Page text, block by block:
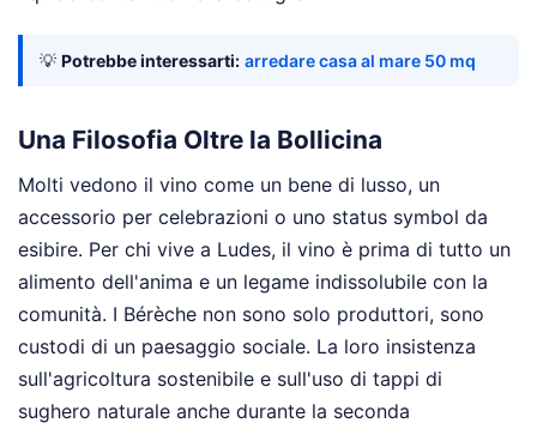
💡 Potrebbe interessarti: arredare casa al mare 50 mq
Una Filosofia Oltre la Bollicina
Molti vedono il vino come un bene di lusso, un
accessorio per celebrazioni o uno status symbol da
esibire. Per chi vive a Ludes, il vino è prima di tutto un
alimento dell'anima e un legame indissolubile con la
comunità. I Bérèche non sono solo produttori, sono
custodi di un paesaggio sociale. La loro insistenza
sull'agricoltura sostenibile e sull'uso di tappi di
sughero naturale anche durante la seconda